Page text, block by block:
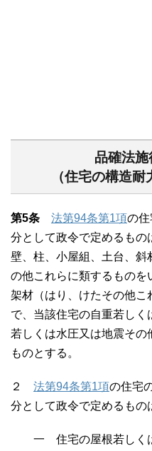
品確法
（住宅の構造耐
第5条 法第94条第1項の
分として政令で定めるもの
壁、柱、小屋組、土台、斜
の他これらに類するもの
架材（はり、けたその他こ
で、当該住宅の自重若し
若しくは水圧又は地震その
ものとする。
２ 法第94条第1項の住宅
分として政令で定めるもの
一 住宅の屋根若しく